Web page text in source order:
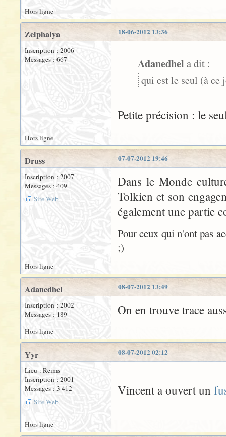
Hors ligne
18-06-2012 13:36
Zelphalya
Inscription : 2006
Messages : 667
Adanedhel a dit :
qui est le seul (à
Petite précision : le
Hors ligne
07-07-2012 19:46
Druss
Inscription : 2007
Messages : 409
Site Web
Dans le Monde
Tolkien et son
également une partie
Pour ceux qui n'ont pas
;)
Hors ligne
08-07-2012 13:49
Adanedhel
Inscription : 2002
Messages : 189
On en trouve trace
Hors ligne
08-07-2012 02:12
Yyr
Lieu : Reims
Inscription : 2001
Messages : 3 412
Site Web
Vincent a ouvert un
Hors ligne